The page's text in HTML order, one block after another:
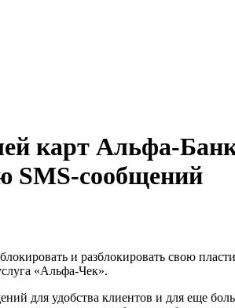
карт Альфа-
SMS-сообщений
и разблокировать свою
«Альфа-Чек».
для удобства клиентов и для еще